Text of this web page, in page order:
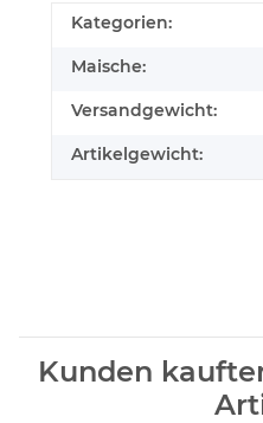
Kategorien:
Maische:
Versandgewicht:
Artikelgewicht:
Kunden